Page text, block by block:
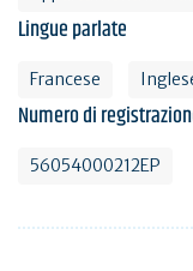
Lingue parlate
Francese
Numero di
56054000212EP